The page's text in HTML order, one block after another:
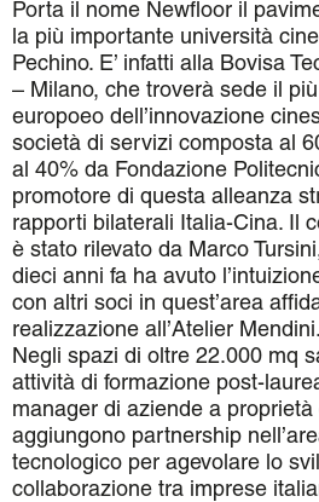
Porta il nome Newfloor il
la più importante università
Pechino. E’ infatti alla Bovisa
– Milano, che troverà sede il
europoeo dell’innovazione
società di servizi composta al
al 40% da Fondazione
promotore di questa alleanza
rapporti bilaterali Italia-Cina. Il
è stato rilevato da Marco
dieci anni fa ha avuto
con altri soci in quest’area
realizzazione all’Atelier Mendini.
Negli spazi di oltre 22.000 mq
attività di formazione post-
manager di aziende a
aggiungono partnership
tecnologico per agevolare lo
collaborazione tra imprese